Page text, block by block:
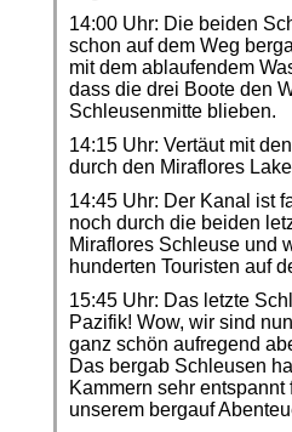
14:00 Uhr: Die beiden
schon auf dem Weg
mit dem ablaufendem
dass die drei Boote den
Schleusenmitte blieben.
14:15 Uhr: Vertäut mit
durch den Miraflores
14:45 Uhr: Der Kanal ist
noch durch die beiden
Miraflores Schleuse und
hunderten Touristen auf
15:45 Uhr: Das letzte
Pazifik! Wow, wir sind
ganz schön aufregend
Das bergab Schleusen
Kammern sehr
unserem bergauf